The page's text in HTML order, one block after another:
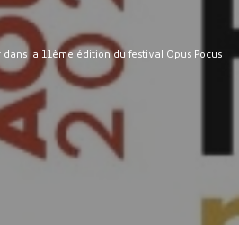
la 11ème édition du festival Opus Pocus